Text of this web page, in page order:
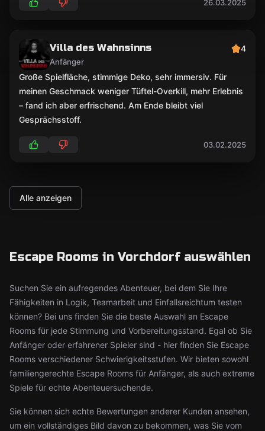
26.03.2025
Villa des Wahnsinns
Anfänger
4
Große Spielfläche, stimmige Deko, sehr immersiv. Für
meinen Geschmack weniger Tüftel-Overkill, mehr Erlebnis
– fand ich aber erfrischend. Am Ende bleibt viel
Gesprächsstoff.
03.02.2025
Alle anzeigen
Escape Rooms in Vorchdorf auswählen
Suchen Sie ein aufregendes Abenteuer, bei dem Sie Ihre
Fähigkeiten in Logik, Teamarbeit und Einfallsreichtum testen
können? Bei uns finden Sie die beste Auswahl an Escape
Rooms für jede Stimmung und Vorbereitungsstand. Egal ob Sie
Anfänger oder erfahrener Spieler sind - hier finden Sie Escape
Rooms verschiedener Schwierigkeitsstufen. Wir bieten sowohl
familiengerechte Escape Rooms für Anfänger, als auch extreme
Spiele für echte Abenteuersuchende.
Sie können sich echte Bewertungen anderer Kunden ansehen,
um ein vollständiges Bild davon zu bekommen, was Sie vom